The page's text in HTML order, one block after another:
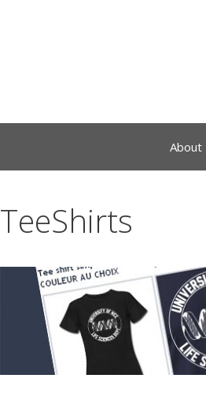
About
TeeShirts